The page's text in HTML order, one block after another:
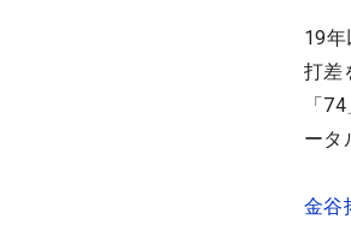
19
打差
「
ータ
金谷